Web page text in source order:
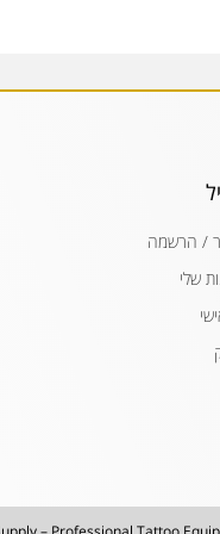
/ הרשמה
שלי